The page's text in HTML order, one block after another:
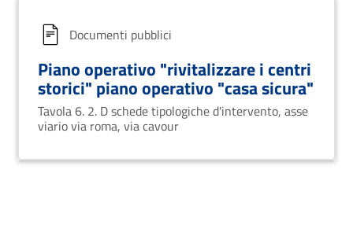
Documenti pubblici
Piano operativo "rivitalizzare i centri
storici" piano operativo "casa sicura"
Tavola 6. 2. D schede tipologiche d'intervento, asse
viario via roma, via cavour